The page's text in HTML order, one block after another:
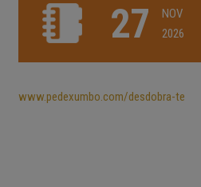
27
NOV
2026
www.pedexumbo.com/desdobra-te